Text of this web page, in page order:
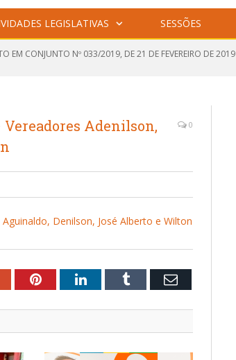
LEGISLATIVAS SESSÕES
EM CONJUNTO Nº 033/2019, DE 21 DE FEVEREIRO DE 2019
Vereadores Adenilson,
0
Denilson, José Alberto e Wilton
PinterestLinkedInTumblr Email